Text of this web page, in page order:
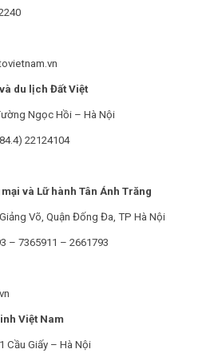
du lịch Đất Việt
Ngọc Hồi – Hà Nội
22124104
và Lữ hành Tân Ánh Trăng
Võ, Quận Đống Đa, TP Hà Nội
– 7365911 – 2661793
Việt Nam
Cầu Giấy – Hà Nội